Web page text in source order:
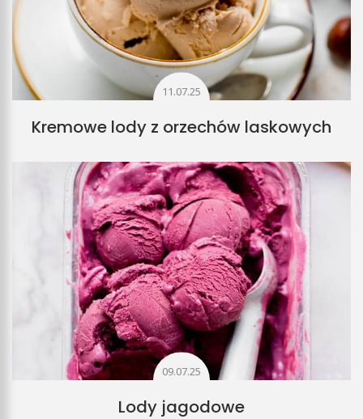
11.07.25
Kremowe lody z orzechów laskowych
09.07.25
Lody jagodowe